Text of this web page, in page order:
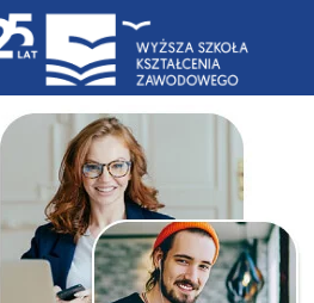
Blog
WSKZ